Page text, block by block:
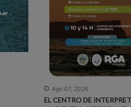
Ago 07, 2026
EL CENTRO DE